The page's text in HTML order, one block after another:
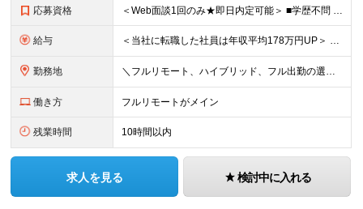
応募資格 ＜Web面談1回のみ★即日内定可能＞ ■学歴不問 ■エンジニアとしての実務経験1年以上 （開発・インフラ・技術・工程など不問）
給与 ＜当社に転職した社員は年収平均178万円UP＞ 月給45万円～120万円＋賞与＋各手当 ※経験・能力などを考慮の上、決定します ※案件の契約内容（月単金など）や昇給、賞与額はすべてシステム上で開示し
勤務地 ＼フルリモート、ハイブリッド、フル出勤の選択可＆帰社日なし／ 【下記エリアを中心とするクライアント先または自宅にて勤務】 ■首都圏：東京・埼玉・千葉・神奈川 ■関西：大阪・兵庫・京都・滋賀・奈良・和
働き方 フルリモートがメイン
残業時間 10時間以内
求人を見る 検討中に入れる